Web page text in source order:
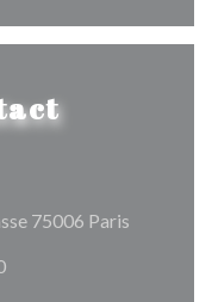
75006 Paris((ouvre